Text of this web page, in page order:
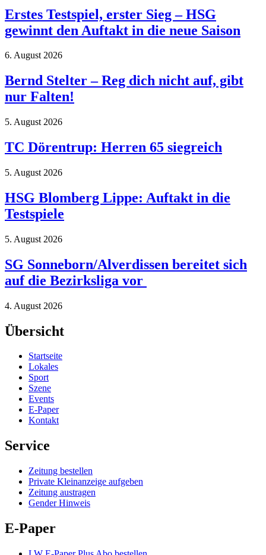
Erstes Testspiel, erster Sieg – HSG
gewinnt den Auftakt in die neue Saison
6. August 2026
Bernd Stelter – Reg dich nicht auf, gibt
nur Falten!
5. August 2026
TC Dörentrup: Herren 65 siegreich
5. August 2026
HSG Blomberg Lippe: Auftakt in die
Testspiele
5. August 2026
SG Sonneborn/Alverdissen bereitet sich
auf die Bezirksliga vor
4. August 2026
Übersicht
Startseite
Lokales
Sport
Szene
Events
E-Paper
Kontakt
Service
Zeitung bestellen
Private Kleinanzeige aufgeben
Zeitung austragen
Gender Hinweis
E-Paper